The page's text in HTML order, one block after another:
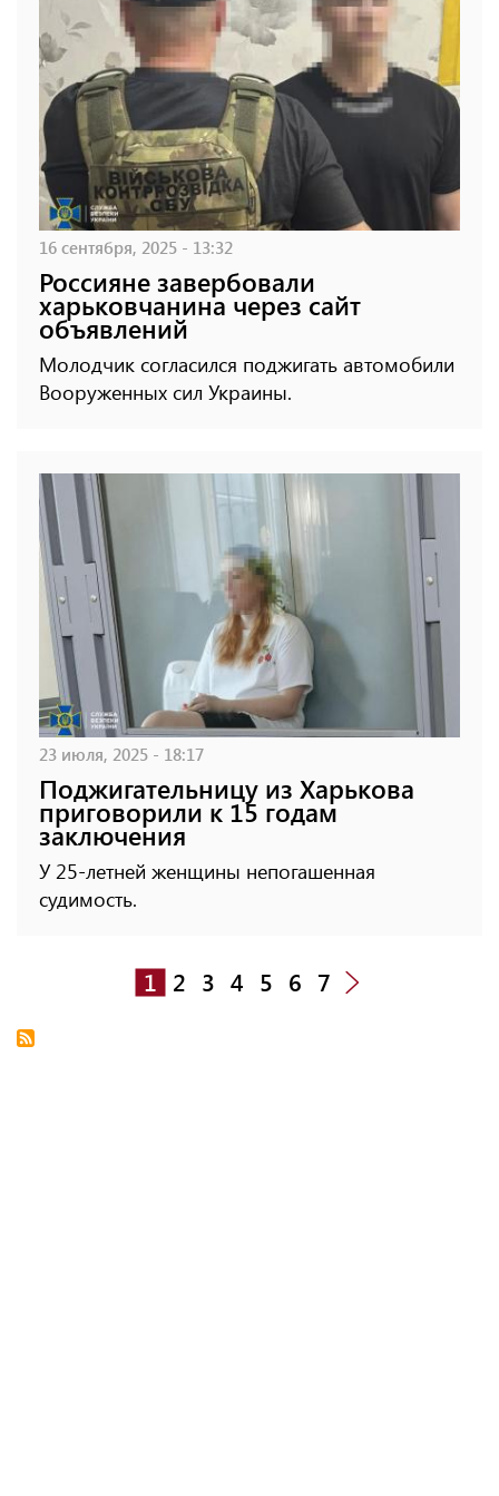
16 сентября, 2025 - 13:32
Россияне завербовали
харьковчанина через сайт
объявлений
Молодчик согласился поджигать автомобили
Вооруженных сил Украины.
23 июля, 2025 - 18:17
Поджигательницу из Харькова
приговорили к 15 годам
заключения
У 25-летней женщины непогашенная
судимость.
1 2 3 4 5 6 7